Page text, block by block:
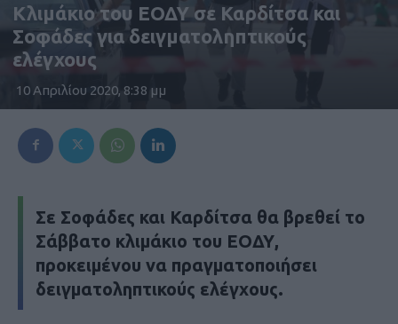
Κλιμάκιο του ΕΟΔΥ σε Καρδίτσα και
Σοφάδες για δειγματοληπτικούς
ελέγχους
10 Απριλίου 2020, 8:38 μμ
Σε Σοφάδες και Καρδίτσα θα βρεθεί το
Σάββατο κλιμάκιο του ΕΟΔΥ,
προκειμένου να πραγματοποιήσει
δειγματοληπτικούς ελέγχους.